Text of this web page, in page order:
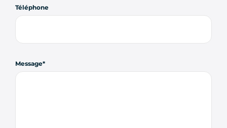
Téléphone
Message